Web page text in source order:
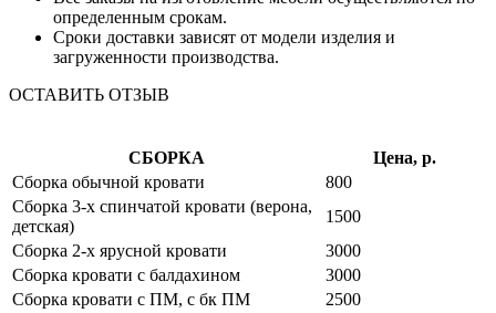
определенным срокам.
Сроки доставки зависят от модели изделия и
загруженности производства.
ОСТАВИТЬ ОТЗЫВ
СБОРКА
Цена, р.
Сборка обычной кровати
800
Сборка 3-х спинчатой кровати (верона,
детская)
1500
Сборка 2-х ярусной кровати
3000
Сборка кровати с балдахином
3000
Сборка кровати с ПМ, с бк ПМ
2500